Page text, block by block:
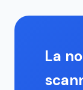
La